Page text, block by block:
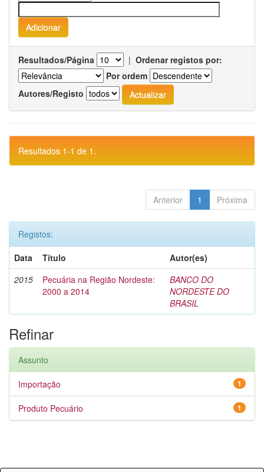
Resultados/Página | Ordenar registos por:
Por ordem
Autores/Registo
Resultados 1-1 de 1.
Anterior 1 Próxima
Registos:
Data
Título
Autor(es)
2015
Pecuária na Região Nordeste:
2000 a 2014
BANCO DO
NORDESTE DO
BRASIL
Refinar
Assunto
1
Importação
1
Produto Pecuário